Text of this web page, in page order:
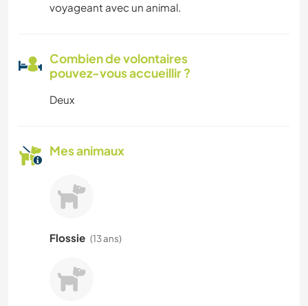
voyageant avec un animal.
Combien de volontaires
pouvez-vous accueillir ?
Deux
Mes animaux
Flossie (13 ans)